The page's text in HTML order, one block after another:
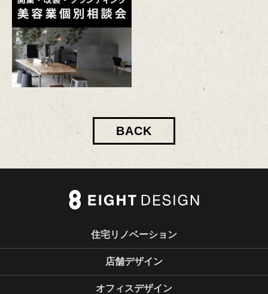
BACK
住宅リノベーション
店舗デザイン
オフィスデザイン